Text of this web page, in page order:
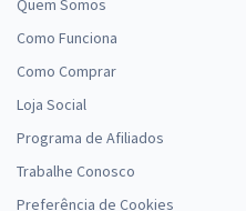
Quem Somos
Como Funciona
Como Comprar
Loja Social
Programa de Afiliados
Trabalhe Conosco
Preferência de Cookies